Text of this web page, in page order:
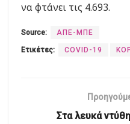
να φτάνει τις 4.693.
Source: ΑΠΕ-ΜΠΕ
Ετικέτες: COVID-19
Στα λευκά